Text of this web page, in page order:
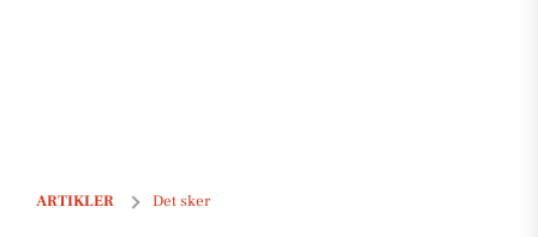
ARTIKLER Det sker
Oplev Mælkevejens mysterier i Thorsø Pavillon